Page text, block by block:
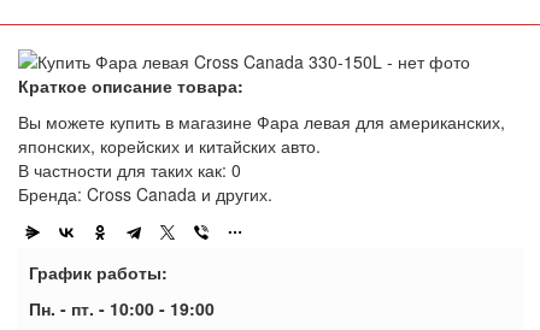
Краткое описание товара:
Вы можете купить в магазине Фара левая для американских,
японских, корейских и китайских авто.
В частности для таких как: 0
Бренда: Cross Canada и других.
График работы:
Пн. - пт. - 10:00 - 19:00